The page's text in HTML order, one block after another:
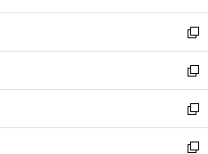
開
く
ウ
で
開
く
ン
ド
ウ
で
開
く
し
い
ウ
ィ
ン
ド
ウ
で
新
し
い
ウ
ィ
ン
ド
新
し
い
ウ
ィ
新
し
い
新